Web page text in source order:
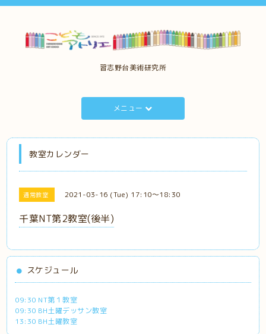
習志野台美術研究所
メニュー
教室カレンダー
通常教室 2021-03-16 (Tue) 17:10～18:30
千葉NT第2教室(後半)
スケジュール
09:30 NT第１教室
09:30 BH土曜デッサン教室
13:30 BH土曜教室